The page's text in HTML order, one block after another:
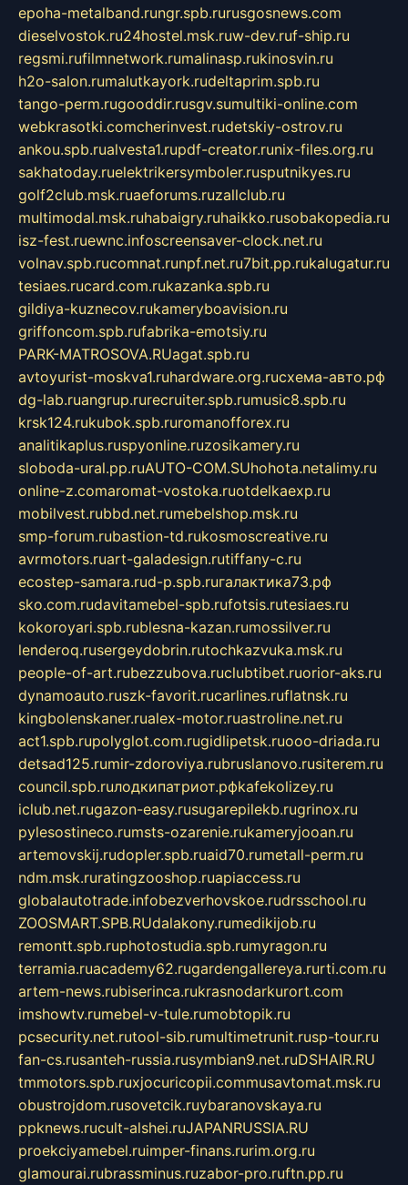
epoha-metalband.rungr.spb.rurusgosnews.com
dieselvostok.ru24hostel.msk.ruw-dev.ruf-ship.ru
regsmi.rufilmnetwork.rumalinasp.rukinosvin.ru
h2o-salon.rumalutkayork.rudeltaprim.spb.ru
tango-perm.rugooddir.rusgv.sumultiki-online.com
webkrasotki.comcherinvest.rudetskiy-ostrov.ru
ankou.spb.rualvesta1.rupdf-creator.runix-files.org.ru
sakhatoday.ruelektrikersymboler.rusputnikyes.ru
golf2club.msk.ruaeforums.ruzallclub.ru
multimodal.msk.ruhabaigry.ruhaikko.rusobakopedia.ru
isz-fest.ruewnc.infoscreensaver-clock.net.ru
volnav.spb.rucomnat.runpf.net.ru7bit.pp.rukalugatur.ru
tesiaes.rucard.com.rukazanka.spb.ru
gildiya-kuznecov.rukameryboavision.ru
griffoncom.spb.rufabrika-emotsiy.ru
PARK-MATROSOVA.RUagat.spb.ru
avtoyurist-moskva1.ruhardware.org.ruсхема-авто.рф
dg-lab.ruangrup.rurecruiter.spb.rumusic8.spb.ru
krsk124.rukubok.spb.ruromanofforex.ru
analitikaplus.ruspyonline.ruzosikamery.ru
sloboda-ural.pp.ruAUTO-COM.SUhohota.netalimy.ru
online-z.comaromat-vostoka.ruotdelkaexp.ru
mobilvest.rubbd.net.rumebelshop.msk.ru
smp-forum.rubastion-td.rukosmoscreative.ru
avrmotors.ruart-galadesign.rutiffany-c.ru
ecostep-samara.rud-p.spb.ruгалактика73.рф
sko.com.rudavitamebel-spb.rufotsis.rutesiaes.ru
kokoroyari.spb.rublesna-kazan.rumossilver.ru
lenderoq.rusergeydobrin.rutochkazvuka.msk.ru
people-of-art.rubezzubova.ruclubtibet.ruorior-aks.ru
dynamoauto.ruszk-favorit.rucarlines.ruflatnsk.ru
kingbolenskaner.rualex-motor.ruastroline.net.ru
act1.spb.rupolyglot.com.rugidlipetsk.ruooo-driada.ru
detsad125.rumir-zdoroviya.rubruslanovo.rusiterem.ru
council.spb.ruлодкипатриот.рфkafekolizey.ru
iclub.net.rugazon-easy.rusugarepilekb.rugrinox.ru
pylesostineco.rumsts-ozarenie.rukameryjooan.ru
artemovskij.rudopler.spb.ruaid70.rumetall-perm.ru
ndm.msk.ruratingzooshop.ruapiaccess.ru
globalautotrade.infobezverhovskoe.rudrsschool.ru
ZOOSMART.SPB.RUdalakony.rumedikijob.ru
remontt.spb.ruphotostudia.spb.rumyragon.ru
terramia.ruacademy62.rugardengallereya.rurti.com.ru
artem-news.rubiserinca.rukrasnodarkurort.com
imshowtv.rumebel-v-tule.rumobtopik.ru
pcsecurity.net.rutool-sib.rumultimetrunit.rusp-tour.ru
fan-cs.rusanteh-russia.rusymbian9.net.ruDSHAIR.RU
tmmotors.spb.ruxjocuricopii.commusavtomat.msk.ru
obustrojdom.rusovetcik.ruybaranovskaya.ru
ppknews.rucult-alshei.ruJAPANRUSSIA.RU
proekciyamebel.ruimper-finans.rurim.org.ru
glamourai.rubrassminus.ruzabor-pro.ruftn.pp.ru